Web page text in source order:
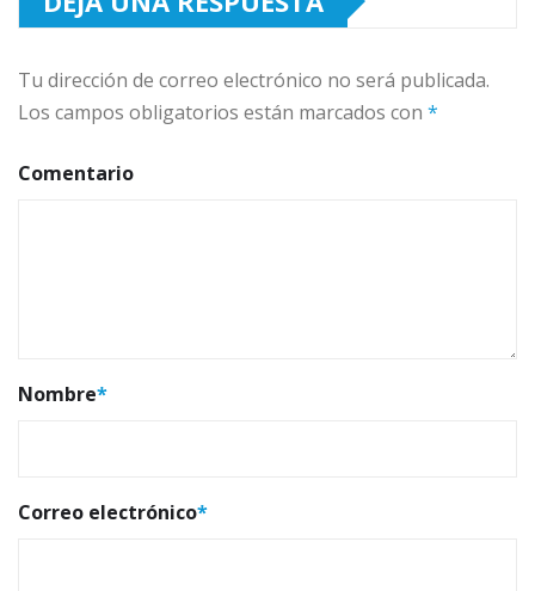
Tu dirección de correo electrónico no será publicada.
Los campos obligatorios están marcados con *
Comentario
Nombre*
Correo electrónico*